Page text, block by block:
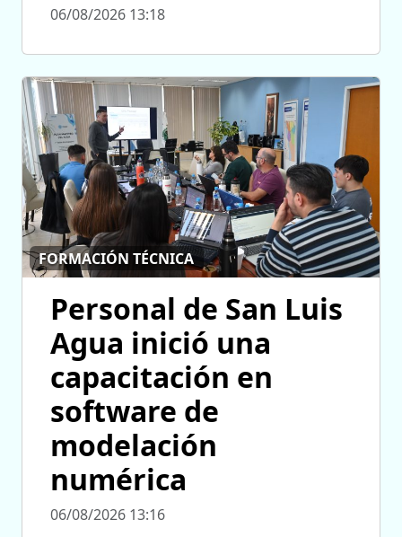
06/08/2026 13:18
FORMACIÓN TÉCNICA
Personal de San Luis
Agua inició una
capacitación en
software de
modelación
numérica
06/08/2026 13:16